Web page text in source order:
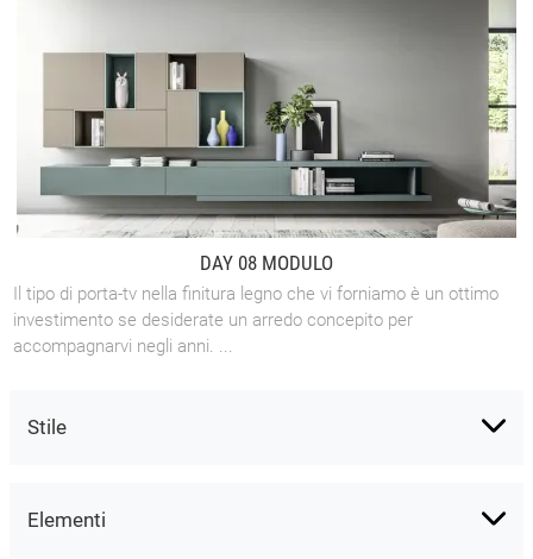
Stile
Elementi
DAY 08 MODULO
Il tipo di porta-tv nella finitura legno che vi forniamo è un ottimo
investimento se desiderate un arredo concepito per
accompagnarvi negli anni. ...